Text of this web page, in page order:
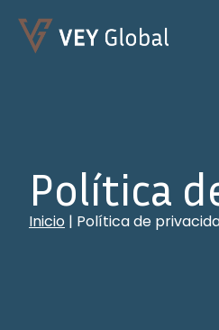
Política
Inicio | Política de